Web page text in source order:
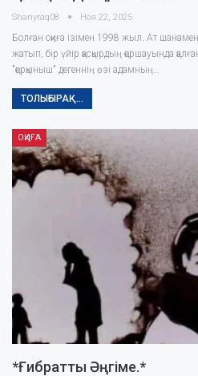
Shanyraq08 Ноя 22, 2025
Болған оқиға ізімен 1998 жыл. Ат
жатып, бір үйір қасқырдың қоршауында
"қорқыныш" дегеннің өзі адамның…
ТОЛЫҒЫРАҚ...
ОҚИҒА
*Ғибратты Әңгіме.*